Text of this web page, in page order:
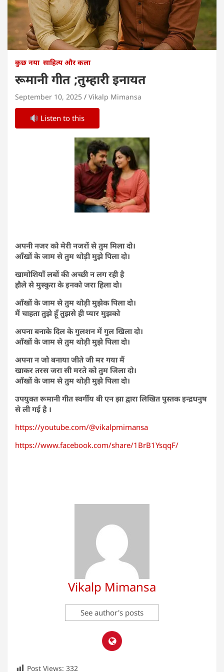
कुछ नया साहित्य और कला
रूमानी गीत ;तुम्हारी इनायत
September 10, 2025 Vikalp Mimansa
Listen to this
अपनी नजर को मेरी नजरों से तुम मिला दो।
आँखों के जाम से तुम थोड़ी मुझे पिला दो।
खामोशियाँ लबों की अच्छी न लग रही है
हौले से मुस्कुरा के इनको जरा हिला दो।
आँखों के जाम से तुम थोड़ी मुझेक पिला दो।
मैं चाहता तुझे हूँ तुझसे ही प्यार मुझको
अपना बनाके दिल के गुलशन में गुल खिला दो।
आँखों के जाम से तुम थोड़ी मुझे पिला दो।
अपना न जो बनाया जीते जी मर गया मैं
खाकर तरस जरा सी मरते को तुम जिला दो।
आँखों के जाम से तुम थोड़ी मुझे पिला दो।
उपयुक्त रूमानी गीत स्वर्गीय बी एन झा द्वारा लिखित पुस्तक इन्द्रधनुष
से ली गई है ।
https://youtube.com/@vikalpmimansa
https://www.facebook.com/share/1BrB1YsqqF/
Vikalp Mimansa
See author's posts
Post Views: 332